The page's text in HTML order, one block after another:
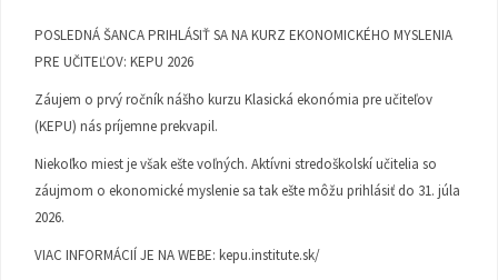
POSLEDNÁ ŠANCA PRIHLÁSIŤ SA NA KURZ EKONOMICKÉHO MYSLENIA
PRE UČITEĽOV: KEPU 2026
Záujem o prvý ročník nášho kurzu Klasická ekonómia pre učiteľov
(KEPU) nás príjemne prekvapil.
Niekoľko miest je však ešte voľných. Aktívni stredoškolskí učitelia so
záujmom o ekonomické myslenie sa tak ešte môžu prihlásiť do 31. júla
2026.
VIAC INFORMÁCIÍ JE NA WEBE: kepu.institute.sk/